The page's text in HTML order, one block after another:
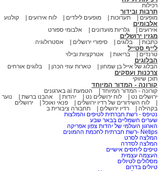
רכילות
תרבות ובידור
מופעים תערוכות מופעים לילדים לוח אירועים קולנוע
אלבומים
אירועים גלריות מועדונים אלבומי ספורט
מגזין ירושלים
כתבות בלוגים סיפורי ירושלים אסטרולוגיה
לייף סטייל
טרנדים בריאות אטרקציות ובילוי
הבלוגים
הבלוג של אייל בן שמחון טארות עוזי הכהן בלוגים אורחים
צרכנות ועסקים
תוכן שיווקי
קורונה - המדור המיוחד
קורונה - המדור המיוחד
הטמעת ai בארגונים
ירושלים נט
לוח ירושלים נט יהדות אהבנו ברשת
נוער
לוח השידורים של רדיו ירושלים
פנאי ואוכל
ירושלים
בקהילה
רדיו ירושלים
תחבורה ציבורית ב
נטיפס - רשת חברתית לטיפים והמלצות
שערים חשמליים בבאר שבע
הארגון העולמי של יהדות צפון אפריקה
Netips -רשת חברתית לחכמת ההמונים
המלצה לסרט
המלצה לסדרה
טיפים ליחסים אישיים
העצמה עצמית
מסלולים לטיולים
טיולים בדרום